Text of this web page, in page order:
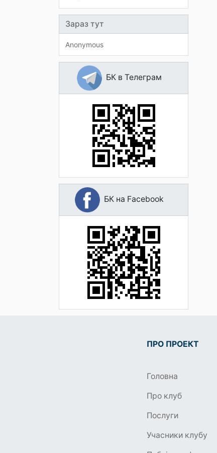
Зараз тут
Anonymous
БК в Телеграм
БК на Facebook
ПРО ПРОЕКТ
Головна
Про клуб
Послуги
Учасники клубу